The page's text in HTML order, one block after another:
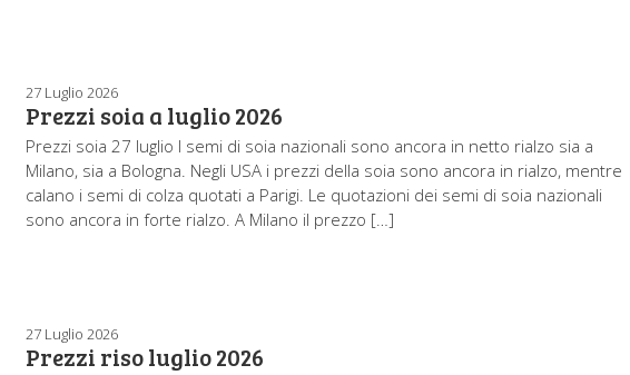
27 Luglio 2026
Prezzi soia a luglio 2026
Prezzi soia 27 luglio I semi di soia nazionali sono ancora in netto rialzo sia a
Milano, sia a Bologna. Negli USA i prezzi della soia sono ancora in rialzo, mentre
calano i semi di colza quotati a Parigi. Le quotazioni dei semi di soia nazionali
sono ancora in forte rialzo. A Milano il prezzo […]
27 Luglio 2026
Prezzi riso luglio 2026